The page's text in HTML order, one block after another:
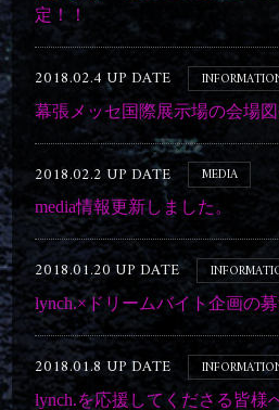
定！！
2018.02.4 UP DATE
幕張メッセ国際展示場の会場図
2018.02.2 UP DATE MEDIA
media情報更新しました。
2018.01.20 UP DATE
lynch.×ドリームバイト企画の
2018.01.8 UP DATE
lynch.を応援してくださる皆様